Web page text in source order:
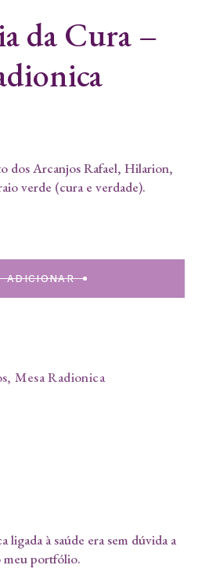
da Cura –
dos Arcanjos Rafael, Hilarion,
verde (cura e verdade).
ADICIONAR
,Mesa Radionica
ligada à saúde era sem dúvida a
meu portfólio.